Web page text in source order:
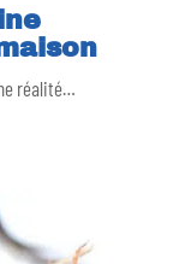
réalité…